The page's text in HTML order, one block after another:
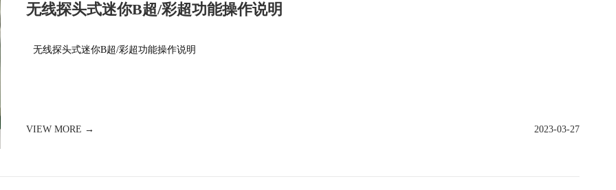
无线探头式迷你B超/彩超功能操作说明
无线探头式迷你B超/彩超功能操作说明
VIEW MORE → 2023-03-27